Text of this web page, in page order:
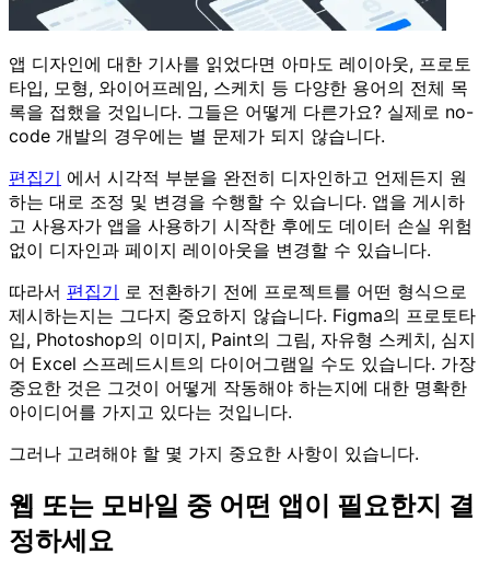
앱 디자인에 대한 기사를 읽었다면 아마도 레이아웃, 프로토
타입, 모형, 와이어프레임, 스케치 등 다양한 용어의 전체 목
록을 접했을 것입니다. 그들은 어떻게 다른가요? 실제로 no-
code 개발의 경우에는 별 문제가 되지 않습니다.
편집기 에서 시각적 부분을 완전히 디자인하고 언제든지 원
하는 대로 조정 및 변경을 수행할 수 있습니다. 앱을 게시하
고 사용자가 앱을 사용하기 시작한 후에도 데이터 손실 위험
없이 디자인과 페이지 레이아웃을 변경할 수 있습니다.
따라서 편집기 로 전환하기 전에 프로젝트를 어떤 형식으로
제시하는지는 그다지 중요하지 않습니다. Figma의 프로토타
입, Photoshop의 이미지, Paint의 그림, 자유형 스케치, 심지
어 Excel 스프레드시트의 다이어그램일 수도 있습니다. 가장
중요한 것은 그것이 어떻게 작동해야 하는지에 대한 명확한
아이디어를 가지고 있다는 것입니다.
그러나 고려해야 할 몇 가지 중요한 사항이 있습니다.
웹 또는 모바일 중 어떤 앱이 필요한지 결
정하세요